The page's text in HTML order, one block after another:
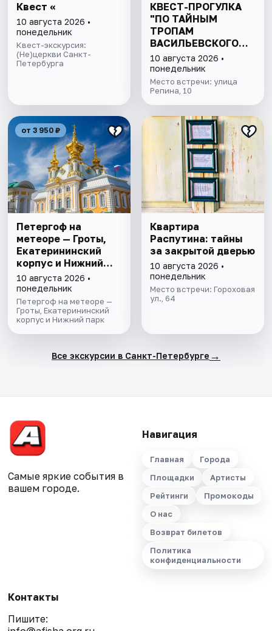
Квест «
10 августа 2026 •
понедельник
Квест-экскурсия:
(Не)церкви Санкт-
Петербурга
КВЕСТ-ПРОГУЛКА
"ПО ТАЙНЫМ
ТРОПАМ
ВАСИЛЬЕВСКОГО
ОСТРОВА"
10 августа 2026 •
понедельник
Место встречи: улица
Репина, 10
от 3 950 ₽
Петергоф на
метеоре — Гроты,
Екатерининский
корпус и Нижний
парк
10 августа 2026 •
понедельник
Петергоф на метеоре —
Гроты, Екатерининский
корпус и Нижний парк
Квартира
Распутина: тайны
за закрытой дверью
10 августа 2026 •
понедельник
Место встречи: Гороховая
ул., 64
Все экскурсии в Санкт-Петербурге →
Самые яркие события в
вашем городе.
Навигация
Главная
Города
Площадки
Артисты
Рейтинги
Промокоды
О нас
Возврат билетов
Политика
конфиденциальности
Контакты
Пишите: